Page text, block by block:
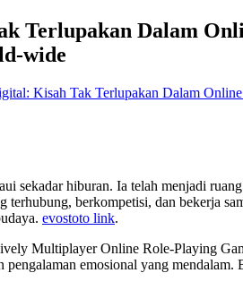
Dalam
wide
Kisah Tak Terlupakan Dalam
sekadar hiburan. Ia telah menjadi
berkompetisi, dan bekerja
evostoto link.
Multiplayer Online Role-Playing
emosional yang